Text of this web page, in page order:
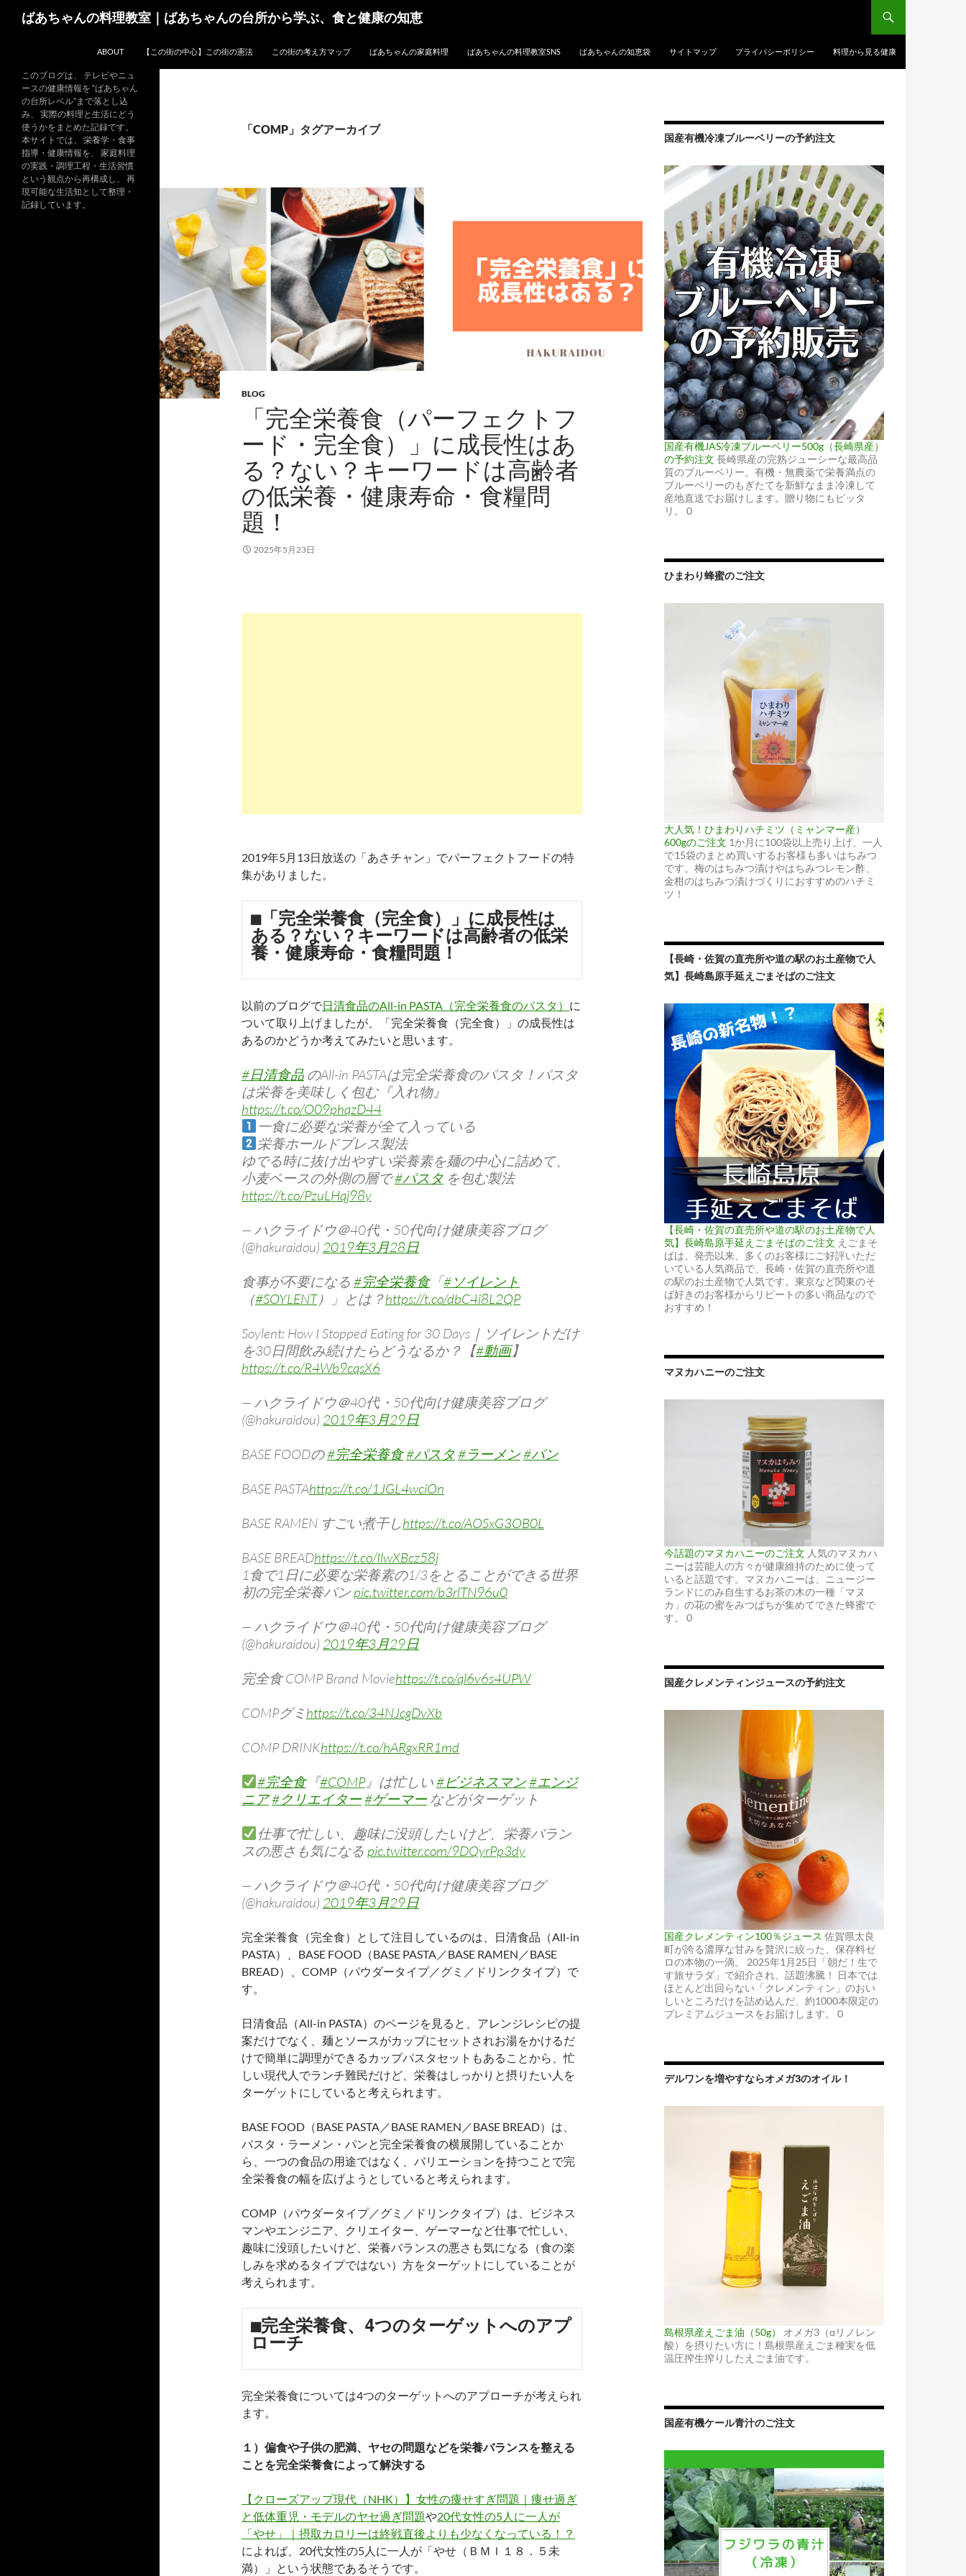
ばあちゃんの料理教室｜ばあちゃんの台所から学ぶ、食と健康の知恵
ABOUT 【この街の中心】この街の憲法 この街の考え方マップ ばあちゃんの家庭料理 ばあちゃんの料理教室SNS ばあちゃんの知恵袋 サイトマップ プライバシーポリシー 料理から見る健康
「COMP」タグアーカイブ
BLOG
「完全栄養食（パーフェクトフ
ード・完全食）」に成長性はあ
る？ない？キーワードは高齢者
の低栄養・健康寿命・食糧問
題！
2025年5月23日
2019年5月13日放送の「あさチャン」でパーフェクトフードの特
集がありました。
■「完全栄養食（完全食）」に成長性は
ある？ない？キーワードは高齢者の低栄
養・健康寿命・食糧問題！
以前のブログで日清食品のAll-in PASTA（完全栄養食のパスタ） に
ついて取り上げましたが、「完全栄養食（完全食）」の成長性は
あるのかどうか考えてみたいと思います。
#日清食品 のAll-in PASTAは完全栄養食のパスタ！パスタ
は栄養を美味しく包む『入れ物』
https://t.co/O09phqzD44
一食に必要な栄養が全て入っている
栄養ホールドプレス製法
ゆでる時に抜け出やすい栄養素を麺の中心に詰めて、
小麦ベースの外側の層で#パスタ を包む製法
https://t.co/PzuLHqj98y
— ハクライドウ＠40代・50代向け健康美容ブログ
(@hakuraidou) 2019年3月28日
食事が不要になる #完全栄養食「#ソイレント
（#SOYLENT）」とは？https://t.co/dbC4i8L2QP
Soylent: How I Stopped Eating for 30 Days｜ソイレントだけ
を30日間飲み続けたらどうなるか？【#動画】
https://t.co/R4Wb9cqsX6
— ハクライドウ＠40代・50代向け健康美容ブログ
(@hakuraidou) 2019年3月29日
BASE FOODの#完全栄養食#パスタ#ラーメン#パン
BASE PASTAhttps://t.co/1JGL4wciOn
BASE RAMEN すごい煮干しhttps://t.co/AOSxG3OB0L
BASE BREADhttps://t.co/IlwXBcz58j
1食で1日に必要な栄養素の1/3をとることができる世界
初の完全栄養パン pic.twitter.com/b3rlTN96u0
— ハクライドウ＠40代・50代向け健康美容ブログ
(@hakuraidou) 2019年3月29日
完全食 COMP Brand Moviehttps://t.co/ql6v6s4UPW
COMPグミhttps://t.co/34NJcgDvXb
COMP DRINKhttps://t.co/hARgxRR1md
#完全食『#COMP』は忙しい#ビジネスマン#エンジ
ニア#クリエイター#ゲーマーなどがターゲット
仕事で忙しい、趣味に没頭したいけど、栄養バラン
スの悪さも気になる pic.twitter.com/9DQyrPp3dy
— ハクライドウ＠40代・50代向け健康美容ブログ
(@hakuraidou) 2019年3月29日
完全栄養食（完全食）として注目しているのは、日清食品（All-in
PASTA）、BASE FOOD（BASE PASTA／BASE RAMEN／BASE
BREAD）、COMP（パウダータイプ／グミ／ドリンクタイプ）で
す。
日清食品（All-in PASTA）のページを見ると、アレンジレシピの提
案だけでなく、麺とソースがカップにセットされお湯をかけるだ
けで簡単に調理ができるカップパスタセットもあることから、忙
しい現代人でランチ難民だけど、栄養はしっかりと摂りたい人を
ターゲットにしていると考えられます。
BASE FOOD（BASE PASTA／BASE RAMEN／BASE BREAD）は、
パスタ・ラーメン・パンと完全栄養食の横展開していることか
ら、一つの食品の用途ではなく、バリエーションを持つことで完
全栄養食の幅を広げようとしていると考えられます。
COMP（パウダータイプ／グミ／ドリンクタイプ）は、ビジネス
マンやエンジニア、クリエイター、ゲーマーなど仕事で忙しい、
趣味に没頭したいけど、栄養バランスの悪さも気になる（食の楽
しみを求めるタイプではない）方をターゲットにしていることが
考えられます。
■完全栄養食、4つのターゲットへのアプ
ローチ
完全栄養食については4つのターゲットへのアプローチが考えられ
ます。
１）偏食や子供の肥満、ヤセの問題などを栄養バランスを整える
ことを完全栄養食によって解決する
【クローズアップ現代（NHK）】女性の痩せすぎ問題｜痩せ過ぎ
と低体重児・モデルのヤセ過ぎ問題や20代女性の5人に一人が
「やせ」｜摂取カロリーは終戦直後よりも少なくなっている！？
によれば、20代女性の5人に一人が「やせ（ＢＭＩ１８．５未
満）」という状態であるそうです。
国産有機冷凍ブルーベリーの予約注文
国産有機JAS冷凍ブルーベリー500g（長崎県産）
の予約注文 長崎県産の完熟ジューシーな最高品
質のブルーベリー。有機・無農薬で栄養満点の
ブルーベリーのもぎたてを新鮮なまま冷凍して
産地直送でお届けします。贈り物にもピッタ
リ。 0
ひまわり蜂蜜のご注文
大人気！ひまわりハチミツ（ミャンマー産）
600gのご注文 1か月に100袋以上売り上げ、一人
で15袋のまとめ買いするお客様も多いはちみつ
です。梅のはちみつ漬けやはちみつレモン酢、
金柑のはちみつ漬けづくりにおすすめのハチミ
ツ！
【長崎・佐賀の直売所や道の駅のお土産物で人
気】長崎島原手延えごまそばのご注文
【長崎・佐賀の直売所や道の駅のお土産物で人
気】長崎島原手延えごまそばのご注文 えごまそ
ばは、発売以来、多くのお客様にご好評いただ
いている人気商品で、長崎・佐賀の直売所や道
の駅のお土産物で人気です。東京など関東のそ
ば好きのお客様からリピートの多い商品なので
おすすめ！
マヌカハニーのご注文
今話題のマヌカハニーのご注文 人気のマヌカハ
ニーは芸能人の方々が健康維持のために使って
いると話題です。マヌカハニーは、ニュージー
ランドにのみ自生するお茶の木の一種「マヌ
カ」の花の蜜をみつばちが集めてできた蜂蜜で
す。 0
国産クレメンティンジュースの予約注文
国産クレメンティン100％ジュース 佐賀県太良
町が誇る濃厚な甘みを贅沢に絞った、保存料ゼ
ロの本物の一滴。 2025年1月25日「朝だ！生で
す旅サラダ」で紹介され、話題沸騰！ 日本では
ほとんど出回らない「クレメンティン」のおい
しいところだけを詰め込んだ、約1000本限定の
プレミアムジュースをお届けします。 0
デルワンを増やすならオメガ3のオイル！
島根県産えごま油（50g）
オメガ3（αリノレン
酸）を摂りたい方に！島根県産えごま種実を低
温圧搾生搾りしたえごま油です。
国産有機ケール青汁のご注文
このブログは、 テレビやニュ
ースの健康情報を “ばあちゃん
の台所レベル”まで落とし込
み、 実際の料理と生活にどう
使うかをまとめた記録です。
本サイトでは、 栄養学・食事
指導・健康情報を、 家庭料理
の実践・調理工程・生活習慣
という観点から再構成し、 再
現可能な生活知として整理・
記録しています。